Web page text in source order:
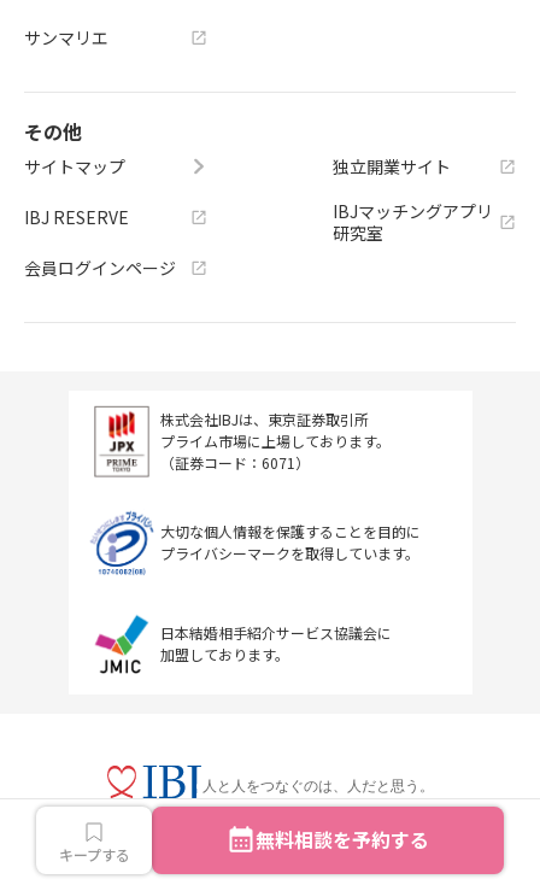
キープする 無料相談を予約する
サンマリエ
その他
サイトマップ
IBJ RESERVE
会員ログインページ
独立開業サイト
IBJマッチングアプリ
研究室
株式会社IBJは、東京証券取引所
プライム市場に上場しております。
（証券コード：6071）
大切な個人情報を保護することを目的に
プライバシーマークを取得しています。
日本結婚相手紹介サービス協議会に
加盟しております。
人と人をつなぐのは、人だと思う。